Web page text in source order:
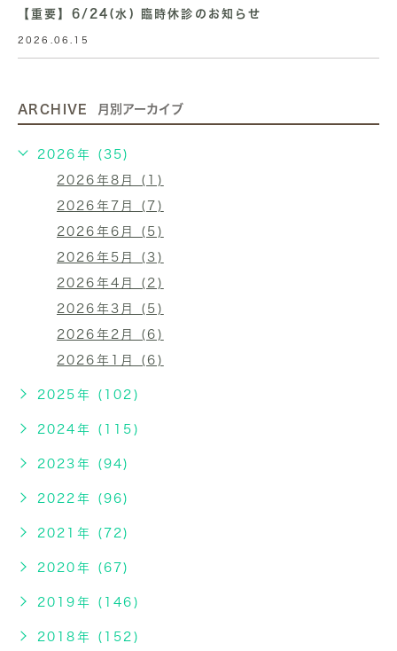
【重要】6/24(水) 臨時休診のお知らせ
2026.06.15
ARCHIVE 月別アーカイブ
2026年 (35)
2026年8月 (1)
2026年7月 (7)
2026年6月 (5)
2026年5月 (3)
2026年4月 (2)
2026年3月 (5)
2026年2月 (6)
2026年1月 (6)
2025年 (102)
2024年 (115)
2023年 (94)
2022年 (96)
2021年 (72)
2020年 (67)
2019年 (146)
2018年 (152)